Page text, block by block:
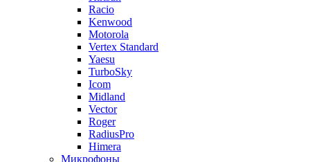
Racio
Kenwood
Motorola
Vertex Standard
Yaesu
TurboSky
Icom
Midland
Vector
Roger
RadiusPro
Himera
Микрофоны